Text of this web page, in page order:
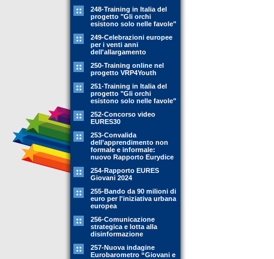
248-Training in Italia del
progetto "Gli orchi
esistono solo nelle favole"
249-Celebrazioni europee
per i venti anni
dell'allargamento
250-Training online nel
progetto VRP4Youth
251-Training in Italia del
progetto "Gli orchi
esistono solo nelle favole"
252-Concorso video
EURES30
253-Convalida
dell’apprendimento non
formale e informale:
nuovo Rapporto Eurydice
254-Rapporto EURES
Giovani 2024
255-Bando da 90 milioni di
euro per l'iniziativa urbana
europea
256-Comunicazione
strategica e lotta alla
disinformazione
257-Nuova indagine
Eurobarometro “Giovani e